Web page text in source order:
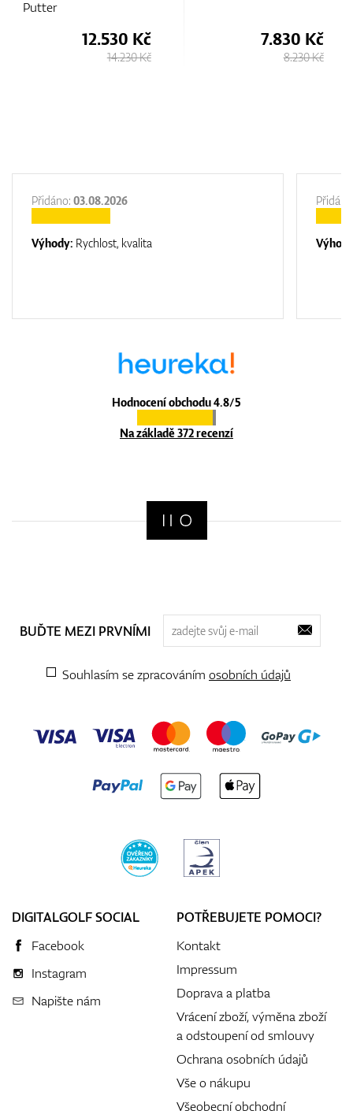
7.830 Kč
8.230 Kč
8.480 Kč
9.980 Kč
Hodnocení obchodu 4.8/5
Na základě 372 recenzí
Přidáno: 03.08.2026
Výhody: Rychlost, kvalita
BUĎTE MEZI PRVNÍMI
Souhlasím se zpracováním osobních údajů
DIGITALGOLF SOCIAL
Facebook
Instagram
Napište nám
POTŘEBUJETE POMOCI?
Kontakt
Impressum
Doprava a platba
Vrácení zboží, výměna zboží
a odstoupení od smlouvy
Ochrana osobních údajů
Vše o nákupu
Všeobecní obchodní